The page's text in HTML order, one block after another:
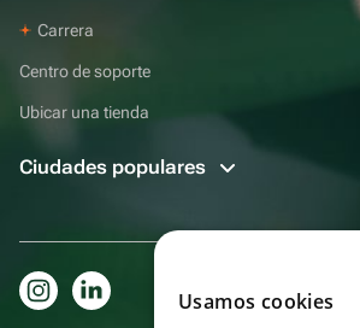
Carrera
Centro de soporte
Ubicar una tienda
Ciudades populares
Usamos cookies